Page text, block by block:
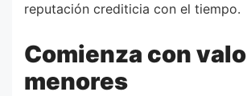
reputación crediticia con el tiempo.
Comienza con
menores